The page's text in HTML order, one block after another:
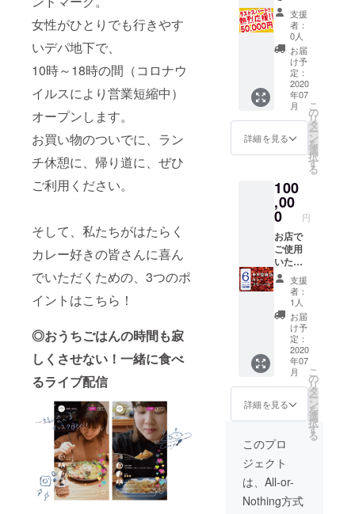
女性がひとりでも行きやす
いデパ地下で、
10時～18時の間（コロナウ
イルスにより営業短縮中）
オープンします。
お買い物のついでに、ラン
チ休憩に、帰り道に、ぜひ
ご利用ください。
そして、私たちがはたらく
カレー好きの皆さんに喜ん
でいただくための、3つのポ
イントはこちら！
◎おうちごはんの時間も寂
しくさせない！一緒に食べ
るライブ配信
金はい
たしま
せん。
から順
次お届
けを開
始し、
2020年
7月31日
までに
お届け
しま
災害等
により
なった
場合の
払い戻
しは致
しませ
ん。
フリー
パスで
購入で
きるの
は、カ
レール
ウ1種
類、ラ
イス、
トッピ
ング1種
上は現
金でお
支払い
くださ
い。 ※
毎日来
たら、
約
135,000
円相当
（笑）
！！ ※
フリー
パスの
有効期
限は、
2020年
8月1日
10月31
です。
※リター
2020年
て、店
長みゆ
きが全
力で書
いた、
直筆お
手紙
と、オ
リジナ
ルス
テッ
カー
お届け
しま
す。
支援
者：
0人
お届
け予
定：
2020
年07
月
詳細を見る
こ
の
リ
タ
ー
ン
を
選
択
す
る
100
,00
0 円
お店で
ご使用
いただ
ける、
半年間1
日1杯カ
レーモ
バイル
フリー
パス
と、心
を込め
たサン
クス
メー
リジナ
ルス
テッ
カーを
お送り
しま
支援
者：
1人
お届
け予
定：
2020
年07
月
詳細を見る
こ
の
リ
タ
ー
ン
を
選
択
す
る
このプロ
ジェクト
は、All-or-
Nothing方式